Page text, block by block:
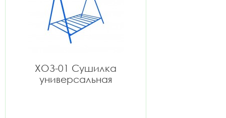
ХОЗ-01 Сушилка
универсальная